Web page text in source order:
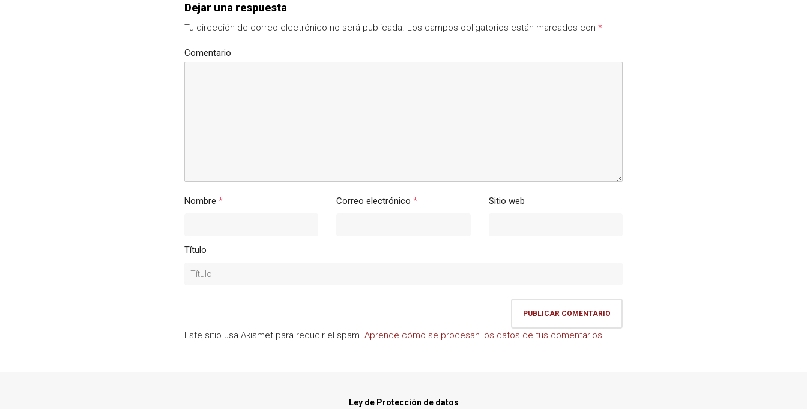
Dejar una respuesta
Tu dirección de correo electrónico no será publicada. Los campos obligatorios están marcados con *
Comentario
Nombre * Correo electrónico * Sitio web
Título
Este sitio usa Akismet para reducir el spam. Aprende cómo se procesan los datos de tus comentarios.
Ley de Protección de datos